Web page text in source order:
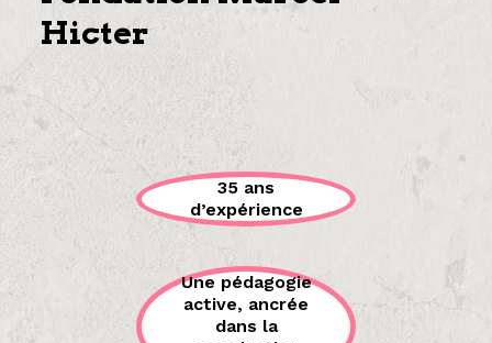
Hicter
35 ans
d’expérience
Une pédagogie
active, ancrée
dans la